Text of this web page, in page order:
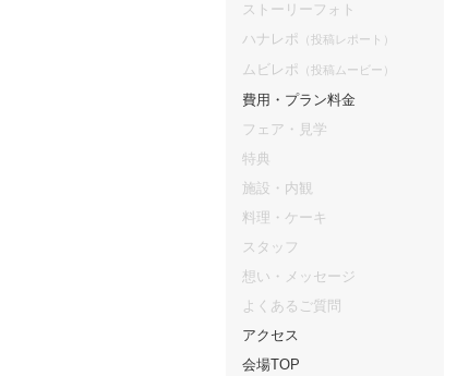
ストーリーフォト
ハナレポ （投稿レポート）
ムビレポ （投稿ムービー）
費用・プラン料金
フェア・見学
特典
施設・内観
料理・ケーキ
スタッフ
想い・メッセージ
よくあるご質問
アクセス
会場TOP